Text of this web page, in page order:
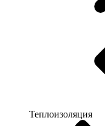
Теплоизоляция